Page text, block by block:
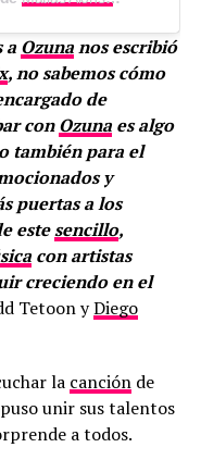
a Ozunanos escribió
, no sabemos cómo
de
conOzunaes algo
también para el
y
puertas a los
estesencillo,
con artistas
creciendo en el
Tetoon yDiego
la canciónde
unir sus talentos
a todos.